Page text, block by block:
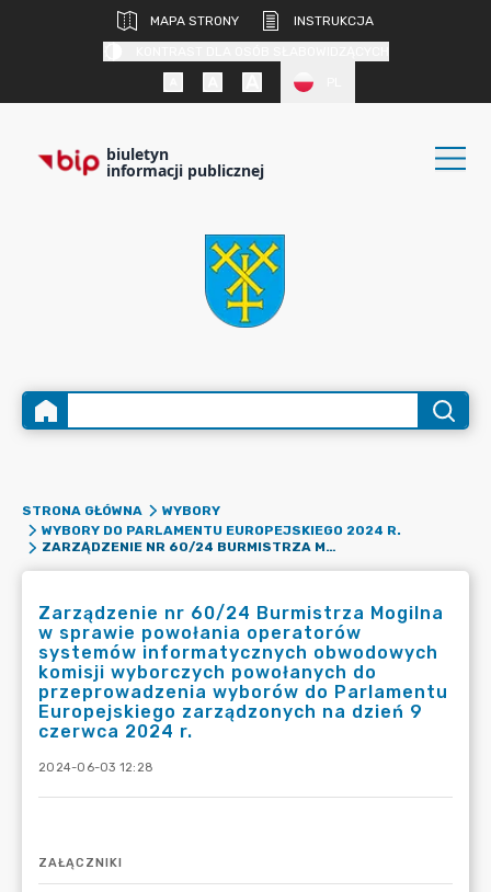
MAPA STRONY
INSTRUKCJA
biuletyn
informacji publicznej
STRONA GŁÓWNA
WYBORY
WYBORY DO PARLAMENTU EUROPEJSKIEGO 2024 R.
ZARZĄDZENIE NR 60/24 BURMISTRZA MOGILNA W SPRAWIE POWOŁANIA OPERATORÓW SYSTEMÓW INFORMATYCZNYCH OBWODOWYCH KOMISJI WYBORCZYCH POWOŁANYCH DO PRZEPROWADZENIA WYBORÓW DO PARLAMENTU EUROPEJSKIEGO ZARZĄDZONYCH NA DZIEŃ 9 CZERWCA 2024 R.
Zarządzenie nr 60/24 Burmistrza Mogilna
w sprawie powołania operatorów
systemów informatycznych obwodowych
komisji wyborczych powołanych do
przeprowadzenia wyborów do Parlamentu
Europejskiego zarządzonych na dzień 9
czerwca 2024 r.
2024-06-03 12:28
ZAŁĄCZNIKI